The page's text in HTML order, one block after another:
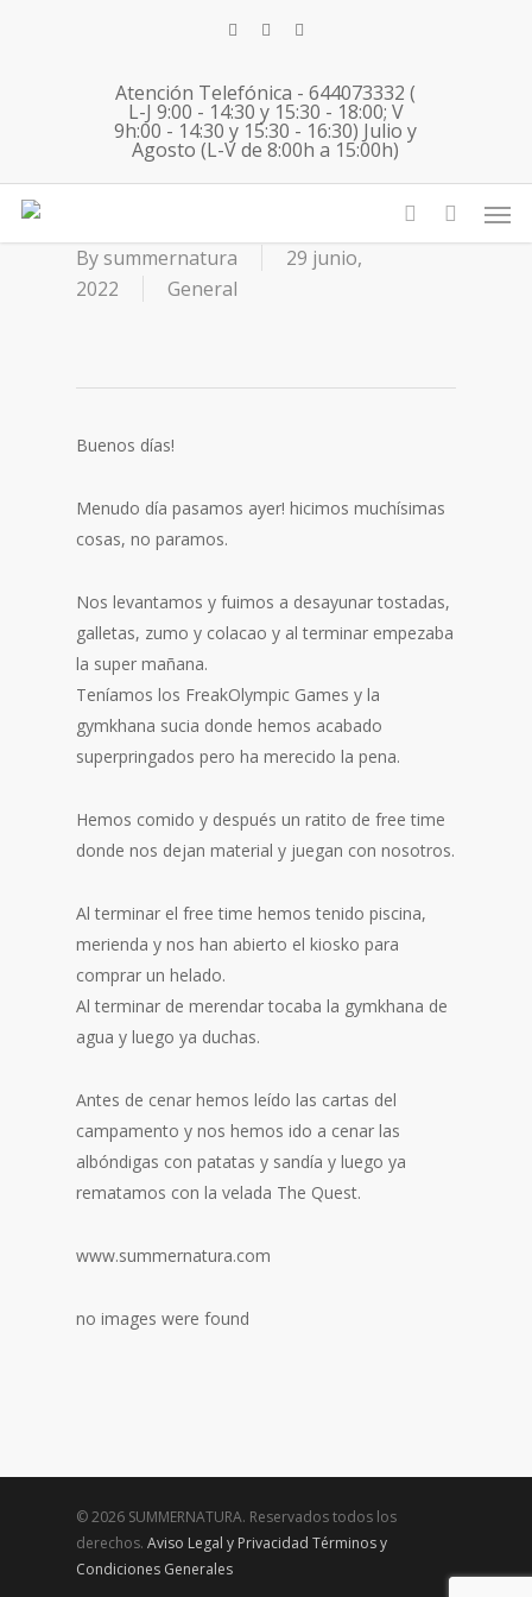
twitterfacebookinstagram
Atención Telefónica - 644073332 (
L-J 9:00 - 14:30 y 15:30 - 18:00; V
9h:00 - 14:30 y 15:30 - 16:30) Julio y
Agosto (L-V de 8:00h a 15:00h)
account
English Immersion Uceda 28
Bysummernatura
29 junio,
2022
General
Buenos días!
Menudo día pasamos ayer! hicimos muchísimas
cosas, no paramos.
Nos levantamos y fuimos a desayunar tostadas,
galletas, zumo y colacao y al terminar empezaba
la super mañana.
Teníamos los FreakOlympic Games y la
gymkhana sucia donde hemos acabado
superpringados pero ha merecido la pena.
Hemos comido y después un ratito de free time
donde nos dejan material y juegan con nosotros.
Al terminar el free time hemos tenido piscina,
merienda y nos han abierto el kiosko para
comprar un helado.
Al terminar de merendar tocaba la gymkhana de
agua y luego ya duchas.
Antes de cenar hemos leído las cartas del
campamento y nos hemos ido a cenar las
albóndigas con patatas y sandía y luego ya
rematamos con la velada The Quest.
www.summernatura.com
no images were found
© 2026 SUMMERNATURA. Reservados todos los
derechos. Aviso Legal y Privacidad Términos y
Condiciones Generales